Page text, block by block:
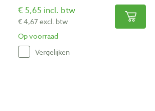
€ 5,65 incl. btw
€ 4,67 excl. btw
Op voorraad
Vergelijken